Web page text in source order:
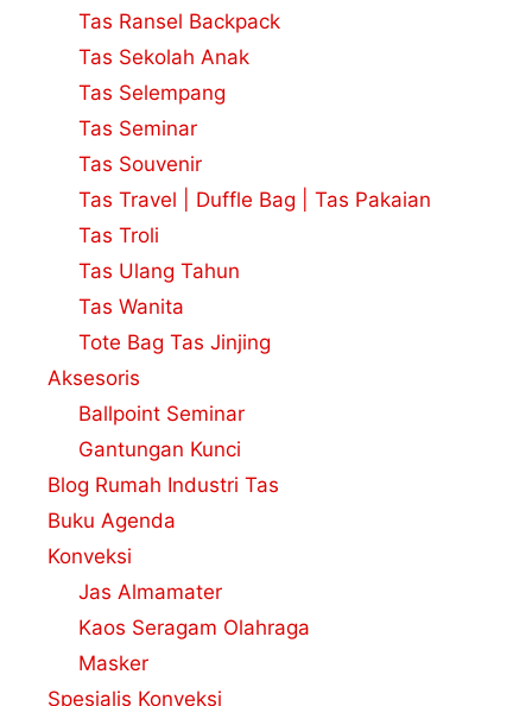
Tas Ransel Backpack
Tas Sekolah Anak
Tas Selempang
Tas Seminar
Tas Souvenir
Tas Travel | Duffle Bag | Tas Pakaian
Tas Troli
Tas Ulang Tahun
Tas Wanita
Tote Bag Tas Jinjing
Aksesoris
Ballpoint Seminar
Gantungan Kunci
Blog Rumah Industri Tas
Buku Agenda
Konveksi
Jas Almamater
Kaos Seragam Olahraga
Masker
Spesialis Konveksi